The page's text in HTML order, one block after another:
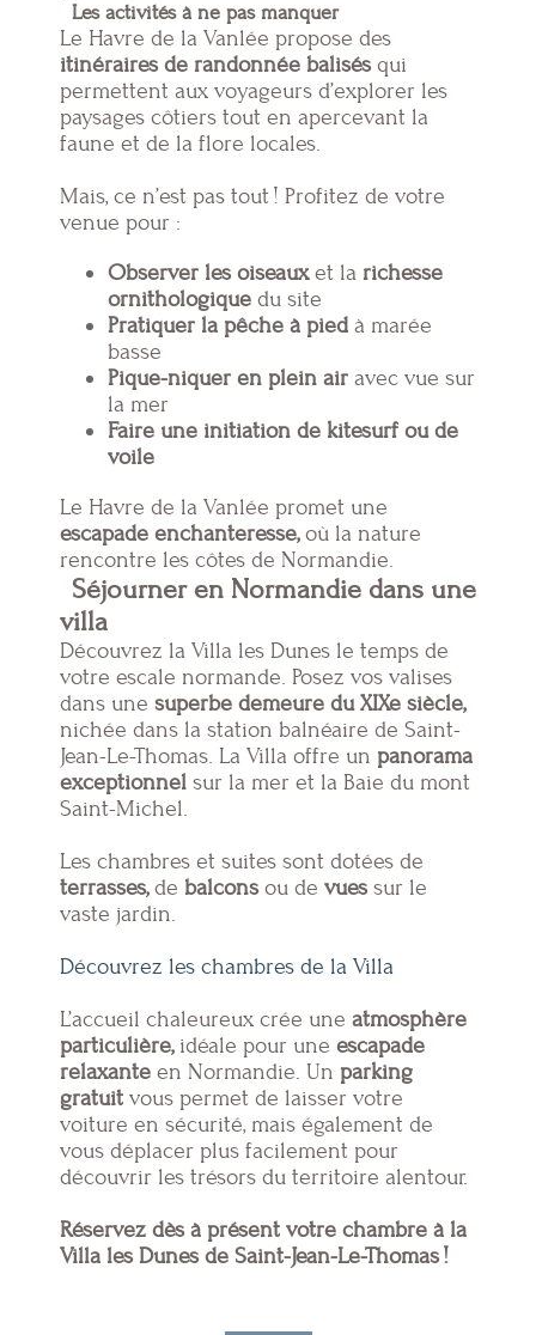
Les activités à ne pas manquer
Le Havre de la Vanlée propose des
itinéraires de randonnée balisés qui
permettent aux voyageurs d’explorer les
paysages côtiers tout en apercevant la
faune et de la flore locales.
Mais, ce n’est pas tout ! Profitez de votre
venue pour :
Observer les oiseauxet la richesse
ornithologique du site
Pratiquer la pêche à pied à marée
basse
Pique-niquer en plein air avec vue sur
la mer
Faire une initiation de kitesurf ou de
voile
Le Havre de la Vanlée promet une
escapade enchanteresse,où la nature
rencontre les côtes de Normandie.
Séjourner en Normandie dans une
villa
Découvrez la Villa les Dunes le temps de
votre escale normande. Posez vos valises
dans une superbe demeure du XIXe siècle,
nichée dans la station balnéaire de Saint-
Jean-Le-Thomas. La Villa offre un panorama
exceptionnel sur la mer et la Baie du mont
Saint-Michel.
Les chambres et suites sont dotées de
terrasses,de balcons ou de vues sur le
vaste jardin.
Découvrez les chambres de la Villa
L’accueil chaleureux crée une atmosphère
particulière,idéale pour une escapade
relaxante en Normandie. Un parking
gratuit vous permet de laisser votre
voiture en sécurité, mais également de
vous déplacer plus facilement pour
découvrir les trésors du territoire alentour.
Réservez dès à présent votre chambre à la
Villa les Dunes de Saint-Jean-Le-Thomas !